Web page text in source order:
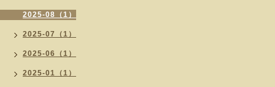
2025-08（1）
2025-07（1）
2025-06（1）
2025-01（1）